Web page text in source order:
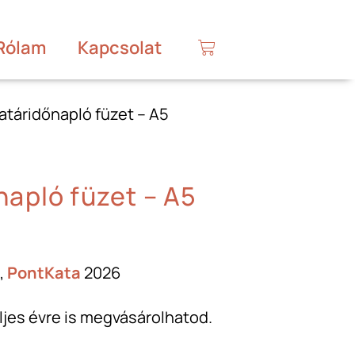
Kapcsolat
füzet – A5
füzet – A5
PontKata 2026
évre is megvásárolhatod.